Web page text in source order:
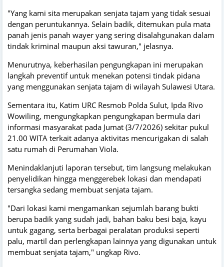
"Yang kami sita merupakan senjata tajam yang tidak sesuai
dengan peruntukannya. Selain badik, ditemukan pula mata
panah jenis panah wayer yang sering disalahgunakan dalam
tindak kriminal maupun aksi tawuran," jelasnya.
Menurutnya, keberhasilan pengungkapan ini merupakan
langkah preventif untuk menekan potensi tindak pidana
yang menggunakan senjata tajam di wilayah Sulawesi Utara.
Sementara itu, Katim URC Resmob Polda Sulut, Ipda Rivo
Wowiling, mengungkapkan pengungkapan bermula dari
informasi masyarakat pada Jumat (3/7/2026) sekitar pukul
21.00 WITA terkait adanya aktivitas mencurigakan di salah
satu rumah di Perumahan Viola.
Menindaklanjuti laporan tersebut, tim langsung melakukan
penyelidikan hingga menggerebek lokasi dan mendapati
tersangka sedang membuat senjata tajam.
"Dari lokasi kami mengamankan sejumlah barang bukti
berupa badik yang sudah jadi, bahan baku besi baja, kayu
untuk gagang, serta berbagai peralatan produksi seperti
palu, martil dan perlengkapan lainnya yang digunakan untuk
membuat senjata tajam," ungkap Rivo.